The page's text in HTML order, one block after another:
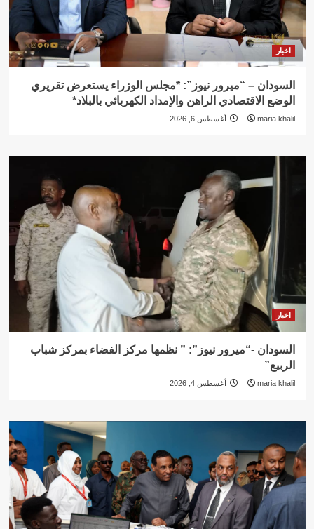
اخبار
السودان – “ميرور نيوز”: *مجلس الوزراء يستعرض تقريري
الوضع الاقتصادي الراهن والإمداد الكهربائي بالبلاد*
maria khalil أغسطس 6, 2026
اخبار
السودان -“ميرور نيوز”: ” نظمها مركز الفضاء بمركز شباب
الربيع”
maria khalil أغسطس 4, 2026